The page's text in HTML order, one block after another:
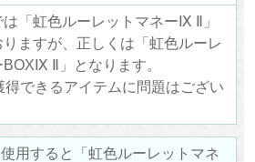
「虹色ルーレットマネーⅨ Ⅱ」
りますが、正しくは「虹色ルーレ
Ⅱ」となります。
得できるアイテムに問題はござい
使用すると「虹色ルーレットマネ